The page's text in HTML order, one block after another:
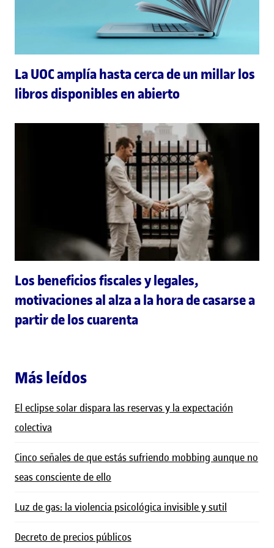
La UOC amplía hasta cerca de un millar los
libros disponibles en abierto
Los beneficios fiscales y legales,
motivaciones al alza a la hora de casarse a
partir de los cuarenta
Más leídos
El eclipse solar dispara las reservas y la expectación
colectiva
Cinco señales de que estás sufriendo mobbing aunque no
seas consciente de ello
Luz de gas: la violencia psicológica invisible y sutil
Decreto de precios públicos